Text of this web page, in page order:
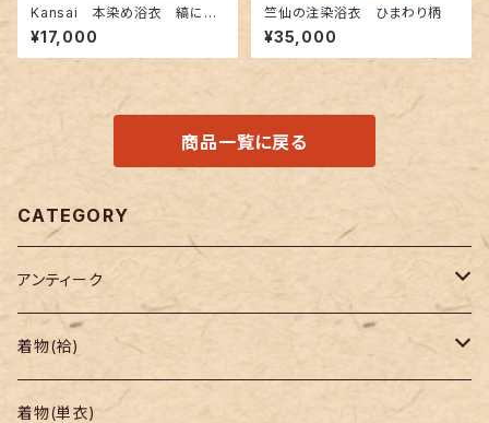
Kansai 本染め浴衣 縞に紙
風船柄
¥17,000
竺仙の注染浴衣 ひまわり柄
¥35,000
商品一覧に戻る
CATEGORY
アンティーク
着物
帯
着物(袷)
小紋
着物(単衣)